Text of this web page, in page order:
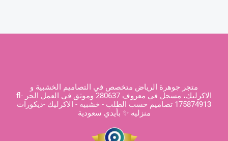
متجر جوهرة الرياض متخصص في التصاميم الخشبية و
الاكرليك، مسجل في معروف 280637 وموثق في العمل الحر fl-
175874913 تصاميم حسب الطلب - خشبيه - الاكرليك -ديكورات
منزليه ✨ بأيدي سعودية